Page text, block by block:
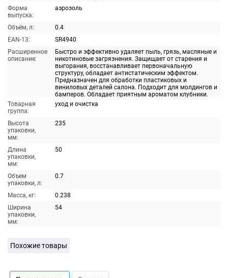
Форма
выпуска:
аэрозоль
Объём, л:
0.4
EAN-13:
SR4940
Расширенное
описание:
Быстро и эффективно удаляет пыль, грязь, масляные и
никотиновые загрязнения. Защищает от старения и
выгорания, восстанавливает первоначальную
структуру, обладает антистатическим эффектом.
Предназначен для обработки пластиковых и
виниловых деталей салона. Подходит для молдингов и
бамперов. Обладает приятным ароматом клубники.
Товарная
группа:
уход и очистка
Высота
упаковки,
мм:
235
Длина
упаковки,
мм:
50
Объем
упаковки, л:
0.7
Масса, кг:
0.238
Ширина
упаковки,
мм:
54
Похожие товары